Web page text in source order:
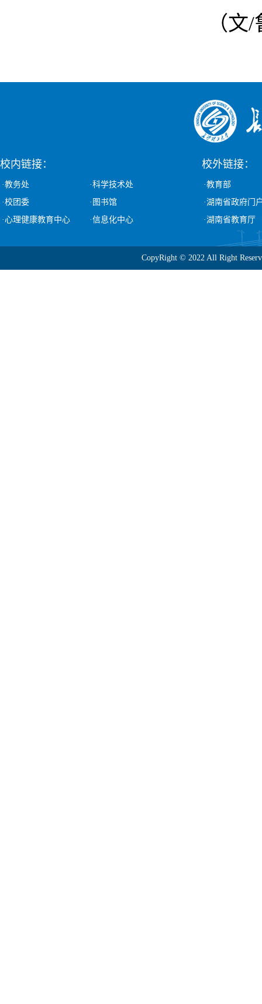
（
校内链接：
·教务处
·科学技术处
·校团委
·图书馆
·心理健康教育中心
·信息化中心
校外链接：
·教育部
·湖南省政府门
·湖南省教育厅
CopyRight © 2022 All Right